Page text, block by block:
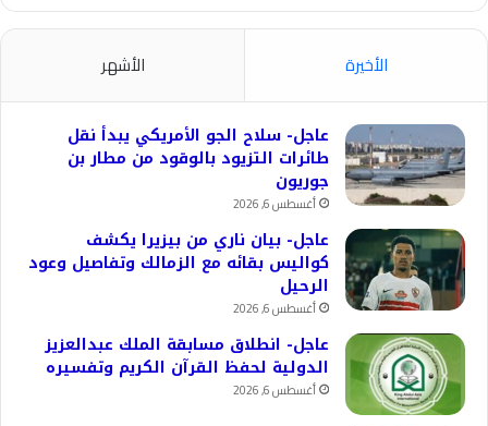
الأخيرة الأشهر
عاجل- سلاح الجو الأمريكي يبدأ نقل
طائرات التزيود بالوقود من مطار بن
جوريون
أغسطس 6, 2026
عاجل- بيان ناري من بيزيرا يكشف
كواليس بقائه مع الزمالك وتفاصيل وعود
الرحيل
أغسطس 6, 2026
عاجل- انطلاق مسابقة الملك عبدالعزيز
الدولية لحفظ القرآن الكريم وتفسيره
أغسطس 6, 2026